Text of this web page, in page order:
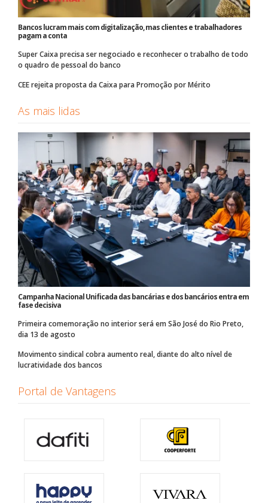
Bancos lucram mais com digitalização, mas clientes e trabalhadores
pagam a conta
Super Caixa precisa ser negociado e reconhecer o trabalho de todo
o quadro de pessoal do banco
CEE rejeita proposta da Caixa para Promoção por Mérito
As mais lidas
Campanha Nacional Unificada das bancárias e dos bancários entra em
fase decisiva
Primeira comemoração no interior será em São José do Rio Preto,
dia 13 de agosto
Movimento sindical cobra aumento real, diante do alto nível de
lucratividade dos bancos
Portal de Vantagens